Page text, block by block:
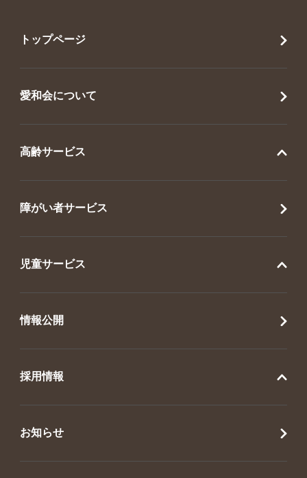
トップページ
愛和会について
高齢サービス
障がい者サービス
児童サービス
情報公開
採用情報
お知らせ